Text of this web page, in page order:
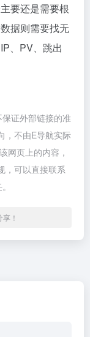
要还是需要根
据则需要找无
、PV、跳出
证外部链接的准
，不由E导航实际
网页上的内容，
，可以直接联系
！